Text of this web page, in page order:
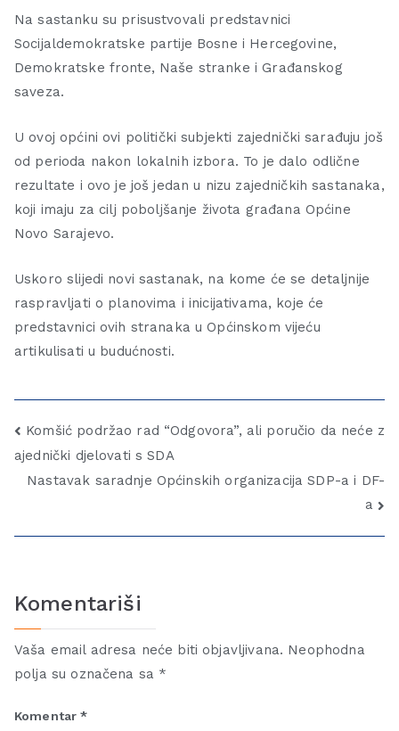
Na sastanku su prisustvovali predstavnici
Socijaldemokratske partije Bosne i Hercegovine,
Demokratske fronte, Naše stranke i Građanskog
saveza.
U ovoj općini ovi politički subjekti zajednički sarađuju još
od perioda nakon lokalnih izbora. To je dalo odlične
rezultate i ovo je još jedan u nizu zajedničkih sastanaka,
koji imaju za cilj poboljšanje života građana Općine
Novo Sarajevo.
Uskoro slijedi novi sastanak, na kome će se detaljnije
raspravljati o planovima i inicijativama, koje će
predstavnici ovih stranaka u Općinskom vijeću
artikulisati u budućnosti.
Komšić podržao rad “Odgovora”, ali poručio da neće z
ajednički djelovati s SDA
Nastavak saradnje Općinskih organizacija SDP-a i DF-
a
Komentariši
Vaša email adresa neće biti objavljivana. Neophodna
polja su označena sa *
Komentar*